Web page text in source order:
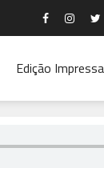
Edição Impressa